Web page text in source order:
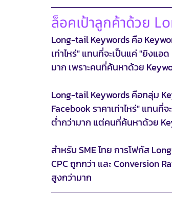
ล็อคเป้าลูกค้าด้วย
Long-tail Keywords คือ
เท่าไหร่" แทนที่จะเป็นแค่ "ยิงแอ
มาก เพราะคนที่ค้นหาด้วย
Long-tail Keywords คือกลุ่ม
Facebook ราคาเท่าไหร่" แทน
ต่ำกว่ามาก แต่คนที่ค้นหาด้วย
สำหรับ SME ไทย การโฟกัส
CPC ถูกกว่า และ Conversion
สูงกว่ามาก